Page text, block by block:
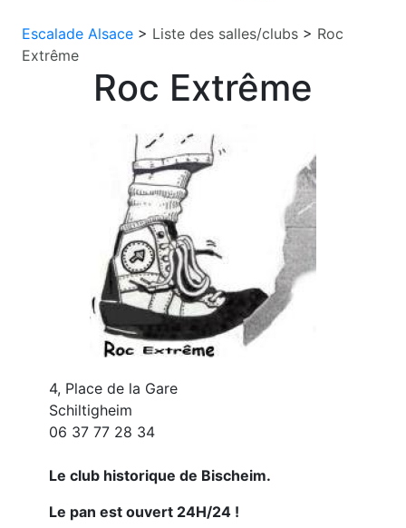
Escalade Alsace > Liste des salles/clubs > Roc
Extrême
Roc Extrême
4, Place de la Gare
Schiltigheim
06 37 77 28 34
Le club historique de Bischeim.
Le pan est ouvert 24H/24 !